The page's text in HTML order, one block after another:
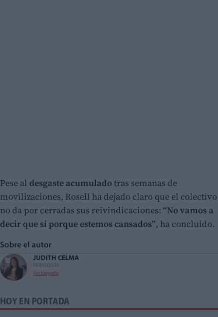
Pese al desgaste acumuladotras semanas de
movilizaciones, Rosell ha dejado claro que el colectivo
no da por cerradas sus reivindicaciones: “No vamos a
decir que sí porque estemos cansados”, ha concluido.
Sobre el autor
JUDITH CELMA
PERIODISTA
Ver biografía
HOY EN PORTADA